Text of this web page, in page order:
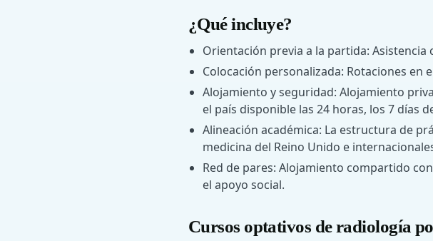
¿Qué incluye?
Orientación previa a la partida:
Colocación personalizada: Rotaciones en
Alojamiento y seguridad: Alojamiento
el país disponible las 24 horas, los 7 días
Alineación académica: La estructura de
medicina del Reino Unido e
Red de pares: Alojamiento compartido
el apoyo social.
Cursos optativos de radiología